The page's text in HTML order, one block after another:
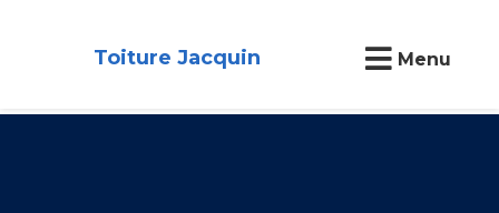
Toiture Jacquin Menu